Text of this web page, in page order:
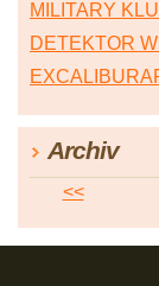
MILITARY
DETEKTOR
Archiv
<<